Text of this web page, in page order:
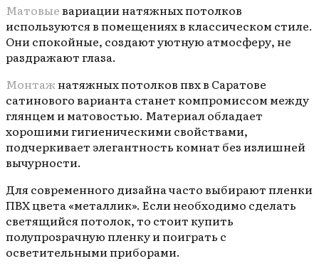
Матовыевариации натяжных потолков
используются в помещениях в классическом стиле.
Они спокойные, создают уютную атмосферу, не
раздражают глаза.
Монтажнатяжных потолков пвх в Саратове
сатинового варианта станет компромиссом между
глянцем и матовостью. Материал обладает
хорошими гигиеническими свойствами,
подчеркивает элегантность комнат без излишней
вычурности.
Для современного дизайна часто выбирают пленки
ПВХ цвета «металлик». Если необходимо сделать
светящийся потолок, то стоит купить
полупрозрачную пленку и поиграть с
осветительными приборами.